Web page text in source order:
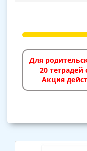
Для
20 тетрадей
Акция